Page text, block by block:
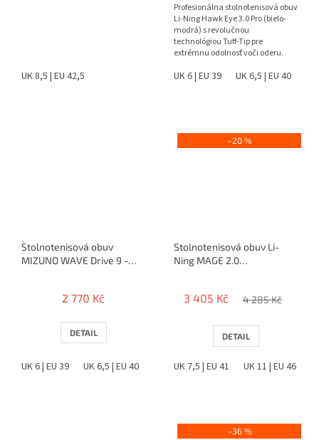
UK 8,5 | EU 42,5
Profesionálna stolnotenisová obuv
Li-Ning Hawk Eye 3.0 Pro (bielo-
modrá) s revolučnou
technológiou Tuff-Tip pre
extrémnu odolnosť voči oderu.
UK 6 | EU 39 UK 6,5 | EU 40
Stolnotenisová obuv
MIZUNO WAVE Drive 9 -
2 770 Kč
DETAIL
UK 6 | EU 39 UK 6,5 | EU 40 UK 7 | EU 40,5 UK 10 | EU 44,5
–20 %
Stolnotenisová obuv Li-
Ning MAGE 2.0
3 405 Kč 4 285 Kč
DETAIL
UK 7,5 | EU 41 UK 11 | EU 46
–36 %